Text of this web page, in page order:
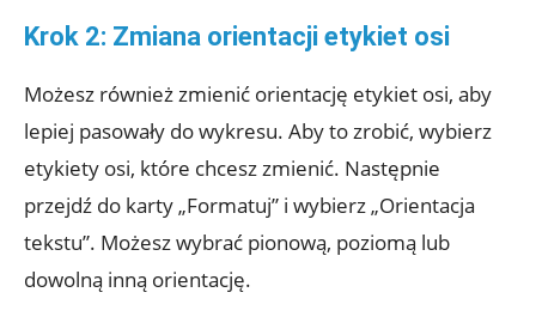
Krok 2: Zmiana orientacji etykiet osi
Możesz również zmienić orientację etykiet osi, aby
lepiej pasowały do wykresu. Aby to zrobić, wybierz
etykiety osi, które chcesz zmienić. Następnie
przejdź do karty „Formatuj” i wybierz „Orientacja
tekstu”. Możesz wybrać pionową, poziomą lub
dowolną inną orientację.